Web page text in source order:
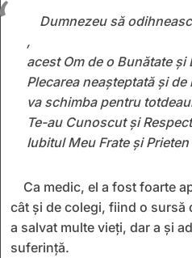
Dumnezeu să
,
acest Om de o Bunătate
Plecarea neașteptată și de
va schimba pentru
Te-au Cunoscut și
Iubitul Meu Frate și
Ca medic, el a fost foarte
cât și de colegi, fiind o sursă
a salvat multe vieți, dar a și
suferință.